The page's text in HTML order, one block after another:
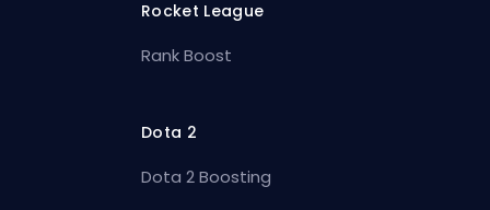
Rocket League
Rank Boost
Dota 2
Dota 2 Boosting